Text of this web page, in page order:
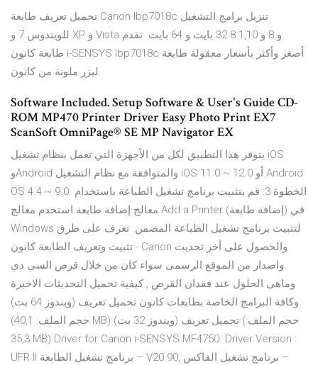
تحميل تعريف طابعة Canon lbp7018c تنزيل برامج التشغيل
للويندوس 7 و XP و Vista و 8 و 8.1,10 32 بايت و 64 بايت. تقدم
طابعة كانون i-SENSYS lbp7018c أصغر وأكثر بأسعار معقولة طابعة
ليزر ملونة من كانون.
Software Included. Setup Software & User's Guide CD-
ROM MP470 Printer Driver Easy Photo Print EX7
ScanSoft OmniPage® SE MP Navigator EX
يتوفر هذا التطبيق لكل من الأجهزة التي تعمل بنظام تشغيل iOS
وAndroid والمتوافقة مع نظام التشغيل iOS 11.0 ~ 12.0 أو Android
OS 4.4 ~ 9.0. الخطوة 3: قم بتثبيت برنامج تشغيل الطباعة باستخدام
معالج إضافة طابعة استخدم معالج Add a Printer (إضافة طابعة) في
Windows لتثبيت برنامج تشغيل الطباعة المضمن. تعرف على طرق
تثبيت وتعريف الطابعة كانون - Canon والحصول على أخر تحديث
واصدار من الموقع الرسمى سواء كان من خلال قرص السي دي
وماهى الحلول عند فقدان القرص , كيفية تحميل التحديثات الاخيرة
وكافة البرامج الخاصة بطابعات كانون تحميل تعريف (ويندوز 64 بت)
(حجم الملف: 40,1 MB) تحميل تعريف (ويندوز 32 بت) (حجم الملف:
35,3 MB) Driver for Canon i-SENSYS MF4750. Driver Version :
UFR II برنامج تشغيل الطابعة – V20.90, برنامج تشغيل الفاكس –